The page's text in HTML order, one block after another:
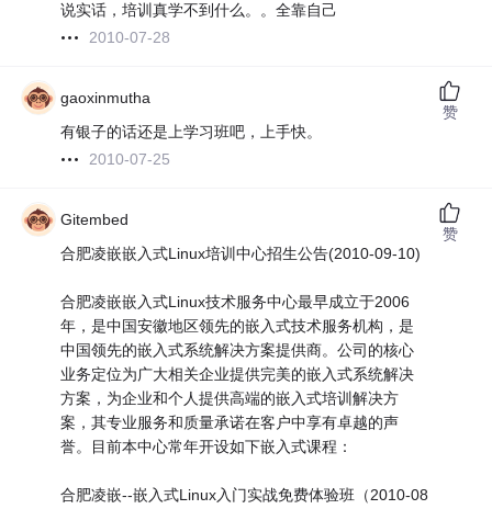
说实话，培训真学不到什么。。全靠自己
2010-07-28
gaoxinmutha
有银子的话还是上学习班吧，上手快。
2010-07-25
赞
Gitembed
合肥凌嵌嵌入式Linux培训中心招生公告(2010-09-10)
合肥凌嵌嵌入式Linux技术服务中心最早成立于2006
年，是中国安徽地区领先的嵌入式技术服务机构，是
中国领先的嵌入式系统解决方案提供商。公司的核心
业务定位为广大相关企业提供完美的嵌入式系统解决
方案，为企业和个人提供高端的嵌入式培训解决方
案，其专业服务和质量承诺在客户中享有卓越的声
誉。目前本中心常年开设如下嵌入式课程：
合肥凌嵌--嵌入式Linux入门实战免费体验班（2010-08
赞